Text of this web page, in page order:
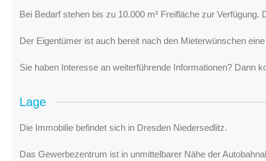
Bei Bedarf stehen bis zu 10.000 m² Freifläche zur Verfügung.
Der Eigentümer ist auch bereit nach den Mieterwünschen
Sie haben Interesse an weiterführende Informationen? Dann
Lage
Die Immobilie befindet sich in Dresden Niedersedlitz.
Das Gewerbezentrum ist in unmittelbarer Nähe der